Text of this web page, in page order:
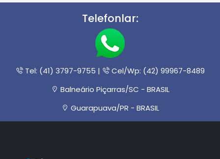
Telefonlar:
Tel: (41) 3797-9755 |
Cel/Wp: (42) 99967-8489
Balneário Piçarras/SC - BRASIL
Guarapuava/PR - BRASIL